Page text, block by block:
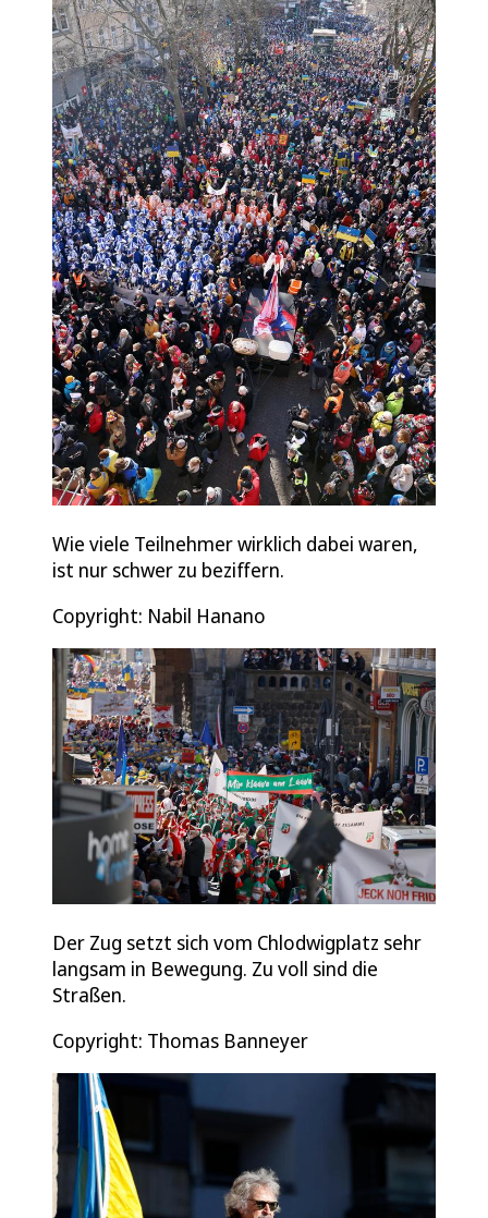
Wie viele Teilnehmer wirklich dabei waren,
ist nur schwer zu beziffern.
Copyright: Nabil Hanano
Der Zug setzt sich vom Chlodwigplatz sehr
langsam in Bewegung. Zu voll sind die
Straßen.
Copyright: Thomas Banneyer